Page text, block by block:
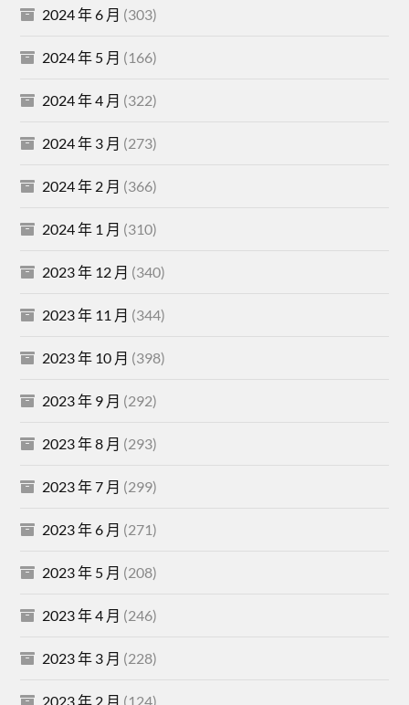
2024 年 6 月 (303)
2024 年 5 月 (166)
2024 年 4 月 (322)
2024 年 3 月 (273)
2024 年 2 月 (366)
2024 年 1 月 (310)
2023 年 12 月 (340)
2023 年 11 月 (344)
2023 年 10 月 (398)
2023 年 9 月 (292)
2023 年 8 月 (293)
2023 年 7 月 (299)
2023 年 6 月 (271)
2023 年 5 月 (208)
2023 年 4 月 (246)
2023 年 3 月 (228)
2023 年 2 月 (124)